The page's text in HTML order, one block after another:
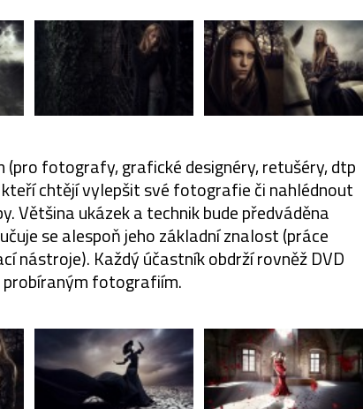
fotografy, grafické designéry, retušéry, dtp
chtějí vylepšit své fotografie či nahlédnout
Většina ukázek a technik bude předváděna
se alespoň jeho základní znalost (práce
nástroje). Každý účastník obdrží rovněž DVD
probíraným fotografiím.